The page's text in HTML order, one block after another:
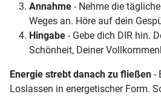
Annahme - Nehme die
Weges an. Höre auf dein
Hingabe - Gebe dich DIR hin.
Schönheit, Deiner
Energie strebt danach zu fließen -
Loslassen in energetischer Form.